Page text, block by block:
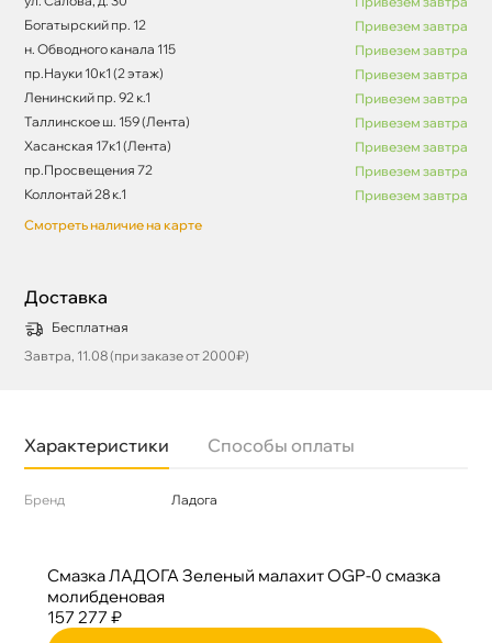
Богатырский пр. 12
Привезем завтра
н. Обводного канала 115
Привезем завтра
пр.Науки 10к1 (2 этаж)
Привезем завтра
Ленинский пр. 92 к.1
Привезем завтра
Таллинское ш. 159 (Лента)
Привезем завтра
Хасанская 17к1 (Лента)
Привезем завтра
пр.Просвещения 72
Привезем завтра
Коллонтай 28 к.1
Привезем завтра
Смотреть наличие на карте
Доставка
Бесплатная
Завтра, 11.08 (при заказе от 2000₽)
Характеристики Способы оплаты
Бренд Ладога
Смазка ЛАДОГА Зеленый малахит OGP-0 смазка
молибденовая
157 277 ₽